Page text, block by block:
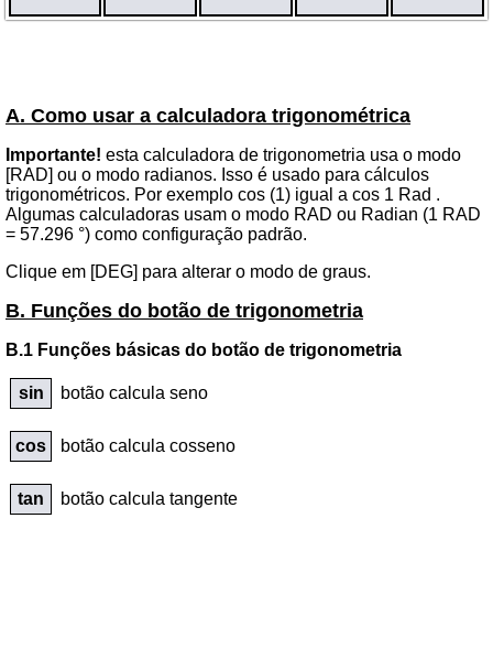
A. Como usar a calculadora trigonométrica
Importante! esta calculadora de trigonometria usa o modo
[RAD] ou o modo radianos. Isso é usado para cálculos
trigonométricos. Por exemplo cos (1) igual a cos 1 Rad .
Algumas calculadoras usam o modo RAD ou Radian (1 RAD
= 57.296 °) como configuração padrão.
Clique em [DEG] para alterar o modo de graus.
B. Funções do botão de trigonometria
B.1 Funções básicas do botão de trigonometria
sin botão calcula seno
cos botão calcula cosseno
tan botão calcula tangente